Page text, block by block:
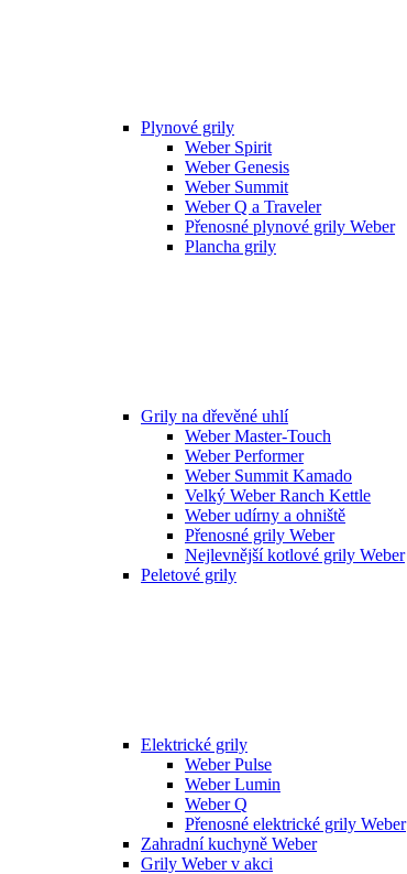
Plynové grily
Weber Spirit
Weber Genesis
Weber Summit
Weber Q a Traveler
Přenosné plynové grily Weber
Plancha grily
Grily na dřevěné uhlí
Weber Master-Touch
Weber Performer
Weber Summit Kamado
Velký Weber Ranch Kettle
Weber udírny a ohniště
Přenosné grily Weber
Nejlevnější kotlové grily Weber
Peletové grily
Elektrické grily
Weber Pulse
Weber Lumin
Weber Q
Přenosné elektrické grily Weber
Zahradní kuchyně Weber
Grily Weber v akci